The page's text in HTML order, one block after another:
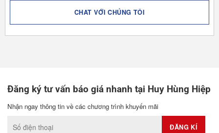
CHAT VỚI CHÚNG TÔI
Đăng ký tư vấn báo giá nhanh tại Huy Hùng Hiệp
Nhận ngay thông tin về các chương trình khuyến mãi